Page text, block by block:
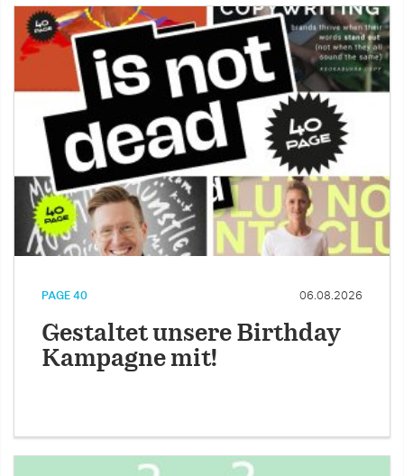
PAGE 40 06.08.2026
Gestaltet unsere Birthday
Kampagne mit!